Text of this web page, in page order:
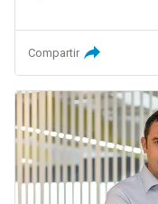
Compartir